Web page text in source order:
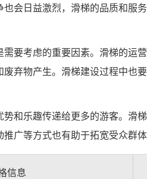
会日益激烈，滑梯的品质和
要考虑的重要因素。滑梯的
弃物产生。滑梯建设过程中也
和乐趣传递给更多的游客。
广等方式也有助于拓宽受众
信息